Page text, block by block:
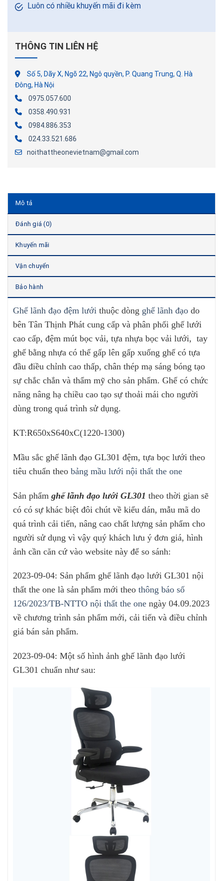
Luôn có nhiều khuyến mãi đi kèm
THÔNG TIN LIÊN HỆ
Số 5, Dãy X, Ngõ 22, Ngô quyền, P. Quang Trung, Q. Hà
Đông, Hà Nội
0975.057.600
0358.490.931
0984.886.353
024.33.521.686
noithattheonevietnam@gmail.com
Mô tả
Đánh giá (0)
Khuyến mãi
Vận chuyển
Bảo hành
Ghế lãnh đạo đệm lưới thuộc dòng ghế lãnh đạo do
bên Tân Thịnh Phát cung cấp và phân phối ghế lưới
cao cấp, đệm mút bọc vải, tựa nhựa bọc vải lưới, tay
ghế bằng nhựa có thể gấp lên gấp xuống ghế có tựa
đầu điều chỉnh cao thấp, chân thép mạ sáng bóng tạo
sự chắc chắn và thẩm mỹ cho sản phẩm. Ghế có chức
năng nâng hạ chiều cao tạo sự thoải mái cho người
dùng trong quá trình sử dụng.
KT:R650xS640xC(1220-1300)
Mầu sắc ghế lãnh đạo GL301 đệm, tựa bọc lưới theo
tiêu chuẩn theo bảng mầu lưới nội thất the one
Sản phẩm ghế lãnh đạo lưới GL301 theo thời gian sẽ
có có sự khác biệt đôi chút về kiểu dán, mẫu mã do
quá trình cải tiến, nâng cao chất lượng sản phẩm cho
người sử dụng vì vậy quý khách lưu ý đơn giá, hình
ảnh cần căn cứ vào website này để so sánh:
2023-09-04: Sản phẩm ghế lãnh đạo lưới GL301 nội
thất the one là sản phẩm mới theo thông báo số
126/2023/TB-NTTO nội thất the one ngày 04.09.2023
về chương trình sản phẩm mới, cải tiến và điều chỉnh
giá bán sản phẩm.
2023-09-04: Một số hình ảnh ghế lãnh đạo lưới
GL301 chuẩn như sau: